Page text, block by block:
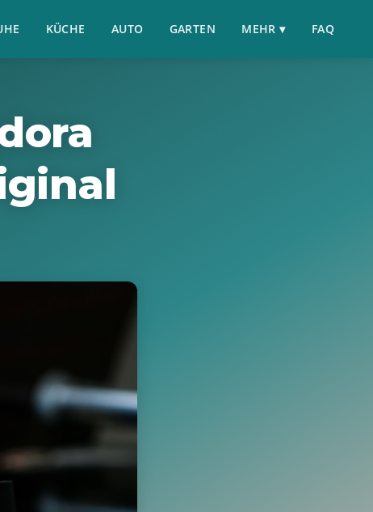
KÜCHE AUTO GARTEN MEHR ▾ FAQ